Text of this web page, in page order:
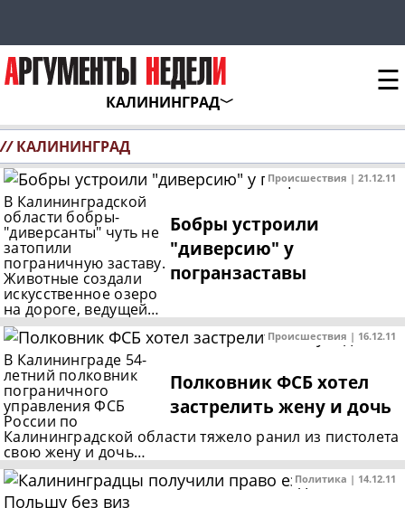
КАЛИНИНГРАД
☰
// КАЛИНИНГРАД
Происшествия | 21.12.11
Бобры устроили
"диверсию" у
погранзаставы
В Калининградской
области бобры-
"диверсанты" чуть не
затопили
пограничную заставу.
Животные создали
искусственное озеро
на дороге, ведущей…
Происшествия | 16.12.11
Полковник ФСБ хотел
застрелить жену и дочь
В Калининграде 54-
летний полковник
пограничного
управления ФСБ
России по
Калининградской области тяжело ранил из пистолета
свою жену и дочь…
Политика | 14.12.11